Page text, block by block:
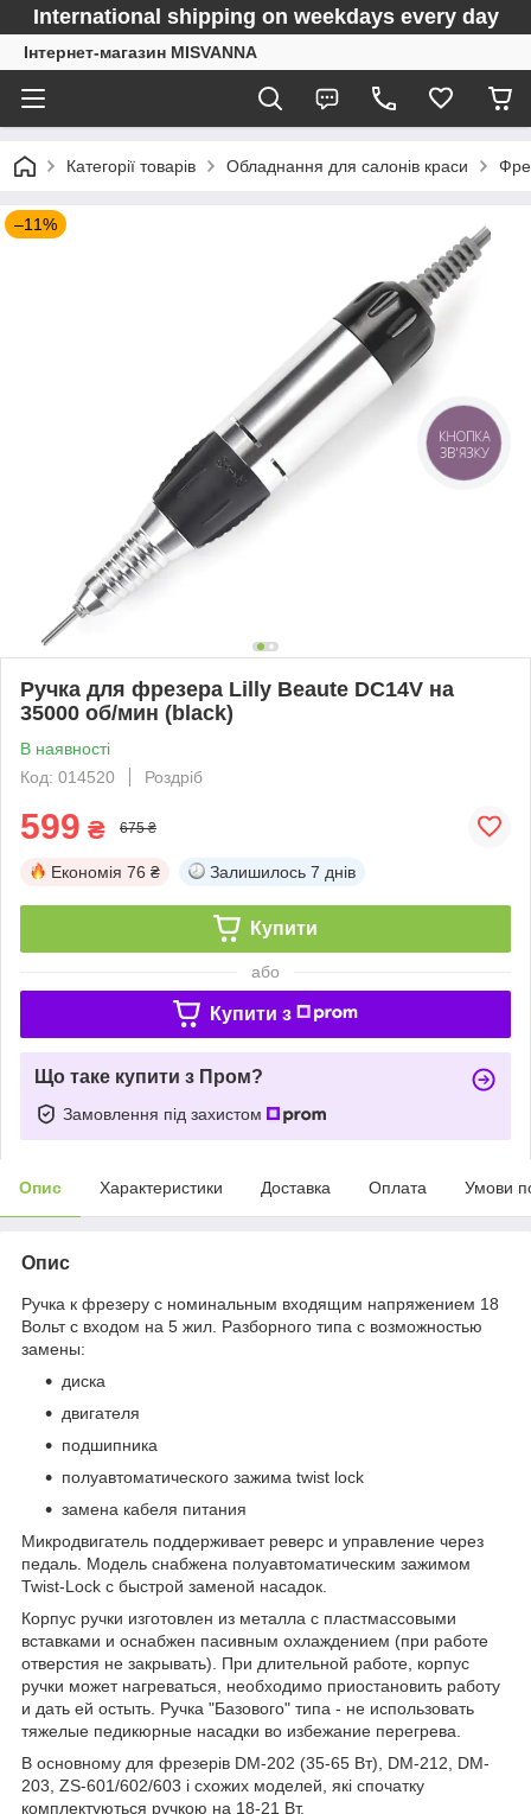
International shipping on weekdays every day
Інтернет-магазин MISVANNA
Категорії товарів Обладнання для салонів краси
–11%
Ручка для фрезера Lilly Beaute DC14V на
35000 об/мин (black)
В наявності
Код: 014520
Роздріб
599 ₴ 675 ₴
Економія 76 ₴ Залишилось 7 днів
Купити
або
Купити з
Що таке купити з Пром?
Замовлення під захистом
Опис Характеристики Доставка Оплата Умови
Опис
Ручка к фрезеру с номинальным входящим напряжением 18
Вольт с входом на 5 жил. Разборного типа с возможностью
замены:
диска
двигателя
подшипника
полуавтоматического зажима twist lock
замена кабеля питания
Микродвигатель поддерживает реверс и управление через
педаль. Модель снабжена полуавтоматическим зажимом
Twist-Lock с быстрой заменой насадок.
Корпус ручки изготовлен из металла с пластмассовыми
вставками и оснабжен пасивным охлаждением (при работе
отверстия не закрывать). При длительной работе, корпус
ручки может нагреваться, необходимо приостановить работу
и дать ей остыть. Ручка "Базового" типа - не использовать
тяжелые педикюрные насадки во избежание перегрева.
В основному для фрезерів DM-202 (35-65 Вт), DM-212, DM-
203, ZS-601/602/603 і схожих моделей, які спочатку
комплектуються ручкою на 18-21 Вт.
КНОПКА
ЗВ'ЯЗКУ